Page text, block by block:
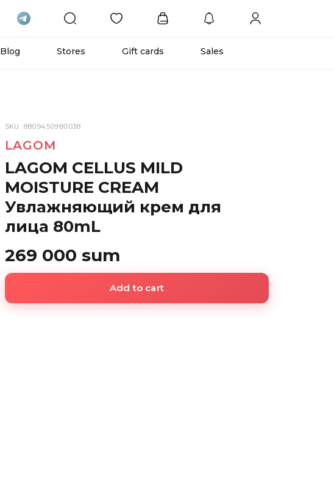
Blog Stores Gift cards Sales
SKU: 8809450980038
LAGOM
LAGOM CELLUS MILD
MOISTURE CREAM
Увлажняющий крем для
лица 80mL
269 000 sum
Add to cart